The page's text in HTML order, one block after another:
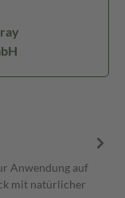
Anwendung auf
mit natürlicher